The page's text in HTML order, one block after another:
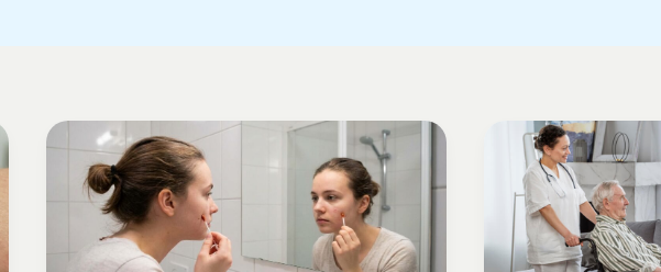
Alcool
90
Accompagnement
des
seniors
:
comment